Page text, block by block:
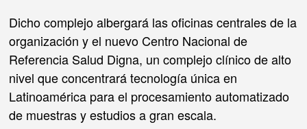
Dicho complejo albergará las oficinas centrales de la
organización y el nuevo Centro Nacional de
Referencia Salud Digna, un complejo clínico de alto
nivel que concentrará tecnología única en
Latinoamérica para el procesamiento automatizado
de muestras y estudios a gran escala.